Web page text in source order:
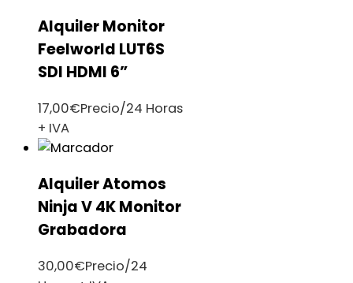
Alquiler Monitor
Feelworld LUT6S
SDI HDMI 6”
17,00€Precio/24 Horas
+ IVA
Alquiler Atomos
Ninja V 4K Monitor
Grabadora
30,00€Precio/24